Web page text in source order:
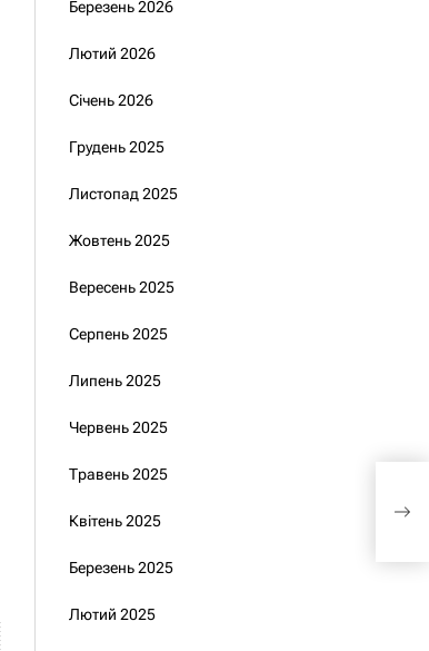
Березень 2026
Лютий 2026
Січень 2026
Грудень 2025
Листопад 2025
Жовтень 2025
Вересень 2025
Серпень 2025
Липень 2025
Червень 2025
Травень 2025
Квітень 2025
Березень 2025
Лютий 2025